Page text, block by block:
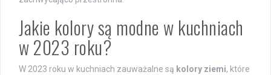
Jakie kolory są modne w kuchniach
w 2023 roku?
W 2023 roku w kuchniach zauważalne są kolory ziemi, które